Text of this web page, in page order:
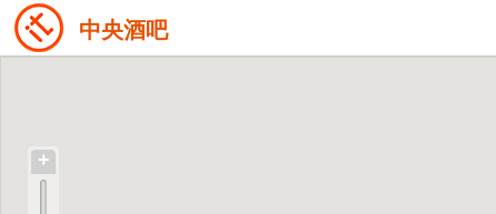
中央酒吧
+